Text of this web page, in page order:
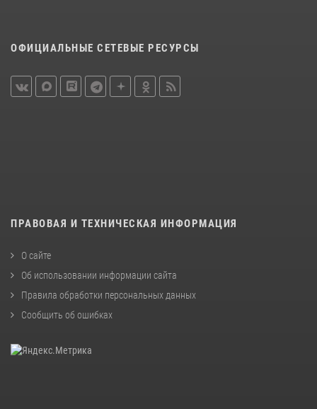
ОФИЦИАЛЬНЫЕ СЕТЕВЫЕ РЕСУРСЫ
ПРАВОВАЯ И ТЕХНИЧЕСКАЯ ИНФОРМАЦИЯ
О сайте
Об использовании информации сайта
Правила обработки персональных данных
Сообщить об ошибках